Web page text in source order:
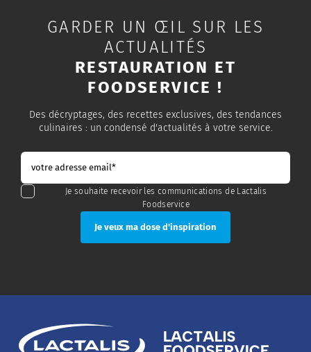
GARDER UN ŒIL SUR LES
ACTUALITÉS
RESTAURATION ET
FOODSERVICE !
Des décryptages, des recettes exclusives, des tendances
culinaires : un condensé d'actualités à votre service.
Je souhaite recevoir les communications de Lactalis
Foodservice